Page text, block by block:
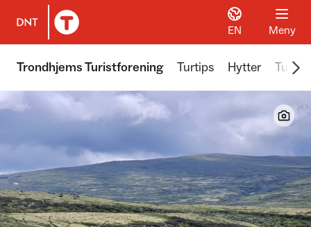
Til DNT.no forside
EN Meny
Trondhjems Turistforening Turtips Hytter Turer